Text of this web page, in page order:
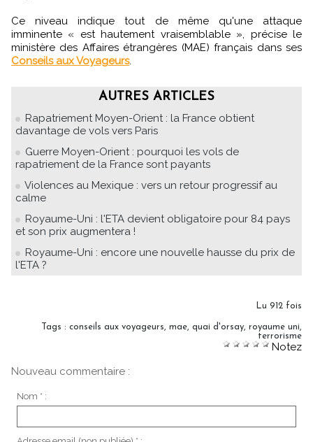
Ce niveau indique tout de même qu'une attaque
imminente « est hautement vraisemblable », précise le
ministère des Affaires étrangères (MAE) français dans ses
Conseils aux Voyageurs.
AUTRES ARTICLES
Rapatriement Moyen-Orient : la France obtient
davantage de vols vers Paris
Guerre Moyen-Orient : pourquoi les vols de
rapatriement de la France sont payants
Violences au Mexique : vers un retour progressif au
calme
Royaume-Uni : l'ETA devient obligatoire pour 84 pays
et son prix augmentera !
Royaume-Uni : encore une nouvelle hausse du prix de
l'ETA ?
Lu 912 fois
Tags : conseils aux voyageurs, mae, quai d'orsay, royaume uni,
terrorisme
Notez
Nouveau commentaire :
Nom * :